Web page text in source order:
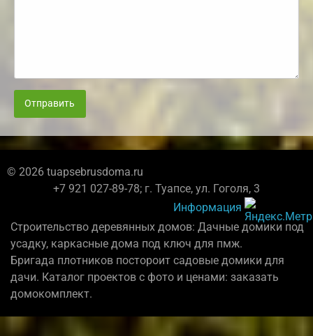
Отправить
© 2026 tuapsebrusdoma.ru
+7 921 027-89-78; г. Туапсе, ул. Гоголя, 3
Информация
Строительство деревянных домов: Дачные домики под
усадку, каркасные дома под ключ для пмж.
Бригада плотников постороит садовые домики для
дачи. Каталог проектов с фото и ценами: заказать
домокомплект.